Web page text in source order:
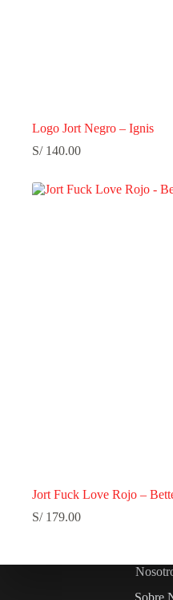
Logo Jort Negro – Ignis
S/140.00
Jort Fuck Love Rojo –
S/179.00